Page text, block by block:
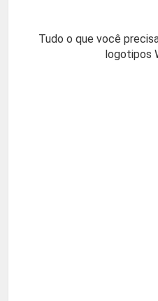
Tudo o que você
logotipos